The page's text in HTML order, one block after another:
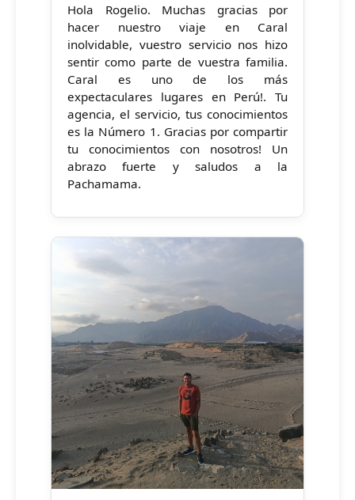
Hola Rogelio. Muchas gracias por
hacer nuestro viaje en Caral
inolvidable, vuestro servicio nos hizo
sentir como parte de vuestra familia.
Caral es uno de los más
expectaculares lugares en Perú!. Tu
agencia, el servicio, tus conocimientos
es la Número 1. Gracias por compartir
tu conocimientos con nosotros! Un
abrazo fuerte y saludos a la
Pachamama.